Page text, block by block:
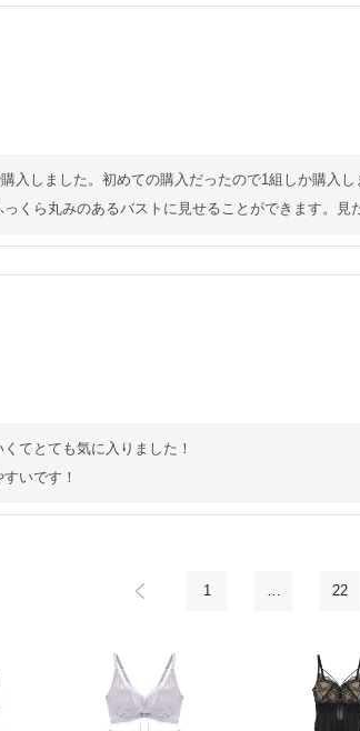
入しました。初めての購入だったので1組しか購入
くら丸みのあるバストに見せることができます。
てとても気に入りました！
いです！
1 22